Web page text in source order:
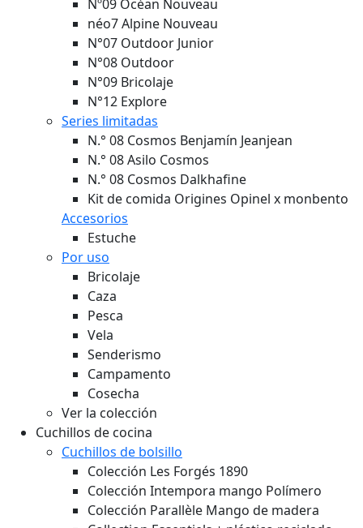
Nº09 Océan Nouveau
néo7 Alpine Nouveau
N°07 Outdoor Junior
N°08 Outdoor
N°09 Bricolaje
N°12 Explore
Series limitadas
N.° 08 Cosmos Benjamín Jeanjean
N.° 08 Asilo Cosmos
N.° 08 Cosmos Dalkhafine
Kit de comida Origines Opinel x monbento
Accesorios
Estuche
Por uso
Bricolaje
Caza
Pesca
Vela
Senderismo
Campamento
Cosecha
Ver la colección
Cuchillos de cocina
Cuchillos de bolsillo
Colección Les Forgés 1890
Colección Intempora mango Polímero
Colección Parallèle Mango de madera